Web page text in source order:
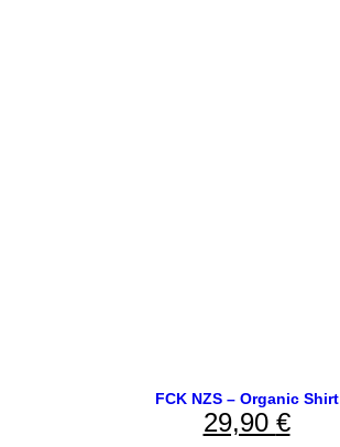
FCK NZS – Organic Shirt
29,90 €